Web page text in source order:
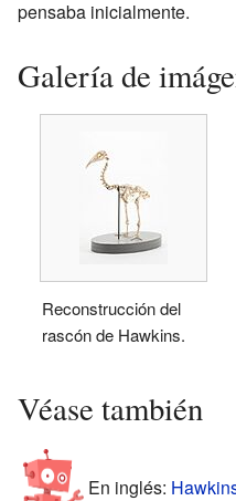
pensaba inicialmente.
Galería de
Reconstrucción del
rascón de Hawkins.
Véase también
En inglés: